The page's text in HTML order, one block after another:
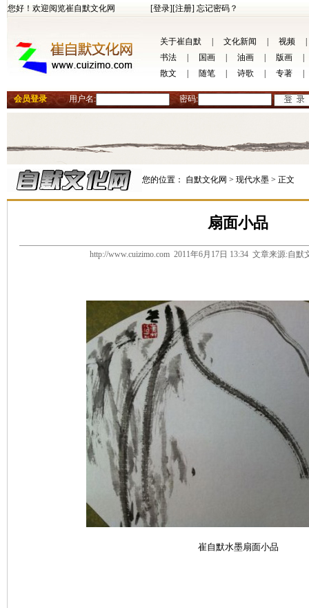
您好！欢迎阅览崔自默文化网 [登录][注册] 忘记密码？
关于崔自默 文化新闻 视频
书法
国画 油画 版画
散文
随笔 诗歌 专著
会员登录 用户名: 密码:
您的位置： 自默文化网 > 现代水墨 > 正文
扇面小品
http://www.cuizimo.com 2011年6月17日 13:34 文章来源:自
崔自默水墨扇面小品